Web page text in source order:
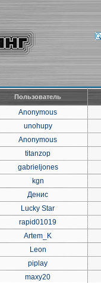
Пользователь
Anonymous
unohupy
Anonymous
titanzop
gabrieljones
kgn
Денис
Lucky Star
rapid01019
Artem_K
Leon
piplay
maxy20